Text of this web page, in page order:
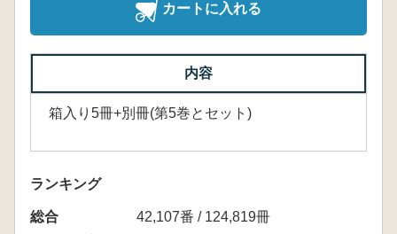
カートに入れる
内容
箱入り5冊+別冊(第5巻とセット)
ランキング
総合
42,107番 / 124,819冊